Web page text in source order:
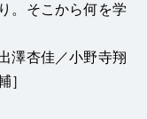
。そこから何を学
澤杏佳／小野寺翔
］